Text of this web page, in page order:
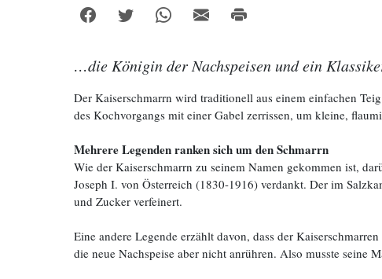
…die Königin der Nachspeisen und ein
Der Kaiserschmarrn wird traditionell aus einem einfachen
des Kochvorgangs mit einer Gabel zerrissen, um kleine,
Mehrere Legenden ranken sich um den Schmarrn
Wie der Kaiserschmarrn zu seinem Namen gekommen ist,
Joseph I. von Österreich (1830-1916) verdankt. Der im
und Zucker verfeinert.
Eine andere Legende erzählt davon, dass der
die neue Nachspeise aber nicht anrühren. Also musste seine